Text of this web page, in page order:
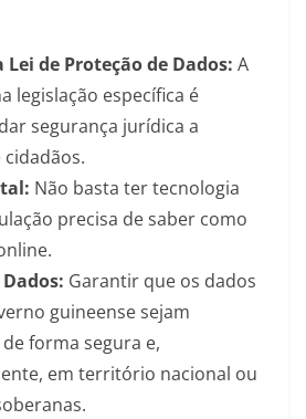
de Proteção de Dados: A
legislação específica é
segurança jurídica a
Não basta ter tecnologia
precisa de saber como
Garantir que os dados
guineense sejam
forma segura e,
em território nacional ou